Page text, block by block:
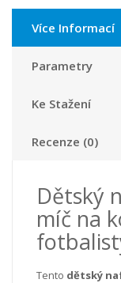
Více Informací
Parametry
Ke Stažení
Recenze (0)
Dětský
míč na
Tento dětský